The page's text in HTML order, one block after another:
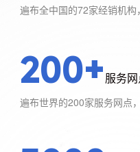
遍布全中国的72家经销机
200+服务
遍布世界的200家服务网点